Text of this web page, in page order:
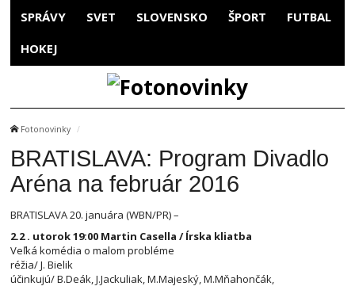
SPRÁVY SVET SLOVENSKO ŠPORT FUTBAL
HOKEJ
Fotonovinky
BRATISLAVA: Program Divadlo
Aréna na február 2016
BRATISLAVA 20. januára (WBN/PR) –
2.2 . utorok 19:00 Martin Casella / Írska kliatba
Veľká komédia o malom probléme
réžia/ J. Bielik
účinkujú/ B.Deák, J.Jackuliak, M.Majeský, M.Mňahončák,